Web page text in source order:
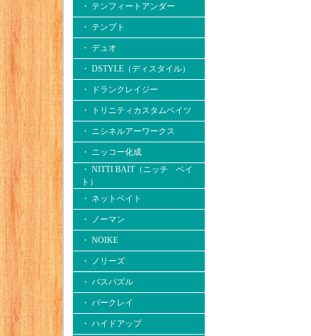
・ テンフィートアンダー
・ テンプト
・ デュオ
・ DSTYLE（ディスタイル）
・ ドランクレイジー
・ トリニティカスタムベイツ
・ ニシネルアーワークス
・ ニッコー化成
・ NITTI BAIT（ニッチ ベイ
ト）
・ ネットベイト
・ ノーマン
・ NOIKE
・ ノリーズ
・ バスパズル
・ バークレイ
・ ハイドアップ